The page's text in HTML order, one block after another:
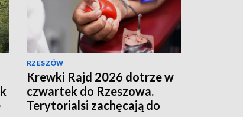
RZESZÓW
Krewki Rajd 2026 dotrze w
czwartek do Rzeszowa.
Terytorialsi zachęcają do